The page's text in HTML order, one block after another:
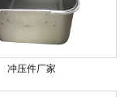
冲压件厂家